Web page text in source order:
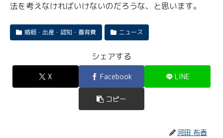
法を考えなければいけないのだろうな、と思います。
婚姻・出産・認知・養育費 ニュース
シェアする
X Facebook LINE
コピー
河田 布香